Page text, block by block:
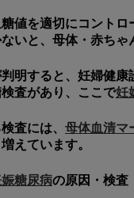
値を適切にコント
いと、母体・赤ちゃ
明すると、妊婦健
査があり、ここで妊
査には、 母体血清マ
えています。
糖尿病の原因・検査